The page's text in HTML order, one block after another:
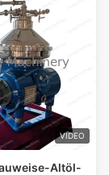
VIDEO
Altöl-